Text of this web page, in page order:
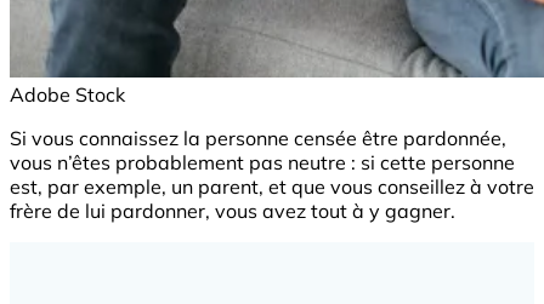
Adobe Stock
Si vous connaissez la personne censée être pardonnée,
vous n’êtes probablement pas neutre : si cette personne
est, par exemple, un parent, et que vous conseillez à votre
frère de lui pardonner, vous avez tout à y gagner.